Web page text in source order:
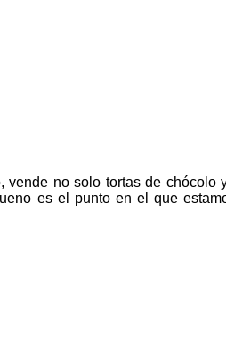
no solo tortas de chócolo
es el punto en el que